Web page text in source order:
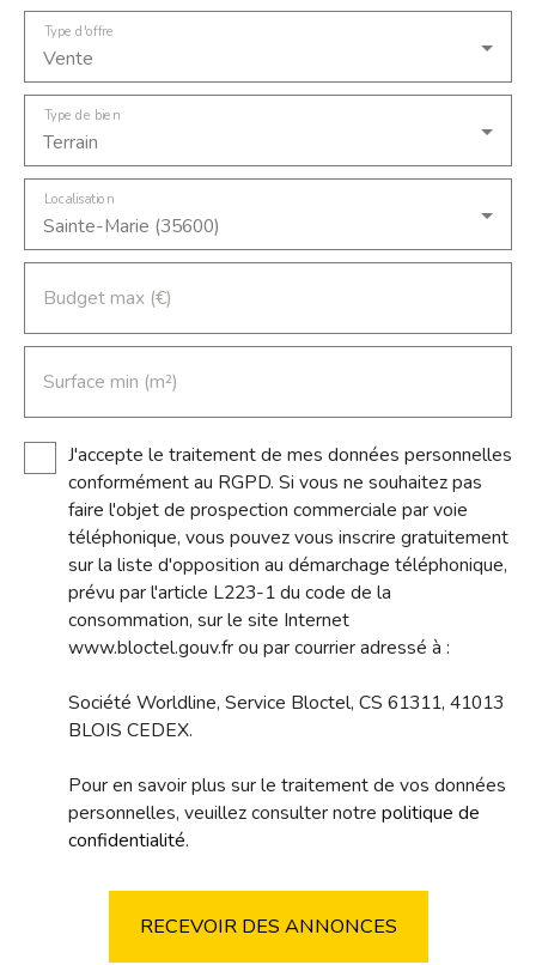
auprés de la Sté Lekyp Immobilier. Carte
professionnelle no CPI 8501 2020 000 045
240. Mandat n 2908, 50 000 € net vendeur +
5000 € (honoraires de négociation à la charge
de l'acquéreur) - Le professionnel vous
conseille, garantit et sécurise votre projet
immobilier.
Vente
Type d'offre
Terrain
Type de bien
Sainte-Marie (35600)
Localisation
Budget max (€)
Surface min (m²)
J'accepte le traitement de mes données personnelles
conformément au RGPD. Si vous ne souhaitez pas
faire l'objet de prospection commerciale par voie
téléphonique, vous pouvez vous inscrire gratuitement
sur la liste d'opposition au démarchage téléphonique,
prévu par l'article L223-1 du code de la
consommation, sur le site Internet
www.bloctel.gouv.fr ou par courrier adressé à :
Société Worldline, Service Bloctel, CS 61311, 41013
BLOIS CEDEX.
Pour en savoir plus sur le traitement de vos données
personnelles, veuillez consulter notre politique de
confidentialité.
RECEVOIR DES ANNONCES